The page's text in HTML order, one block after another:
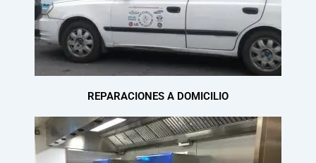
REPARACIONES A DOMICILIO